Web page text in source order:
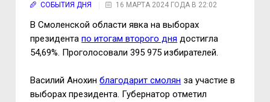
СОБЫТИЯ ДНЯ 16 МАРТА 2024 ГОДА В 22:02
В Смоленской области явка на выборах
президентапо итогам второго дня достигла
54,69%. Проголосовали 395 975 избирателей.
Василий Анохинблагодарит смолян за участие в
выборах президента. Губернатор отметил